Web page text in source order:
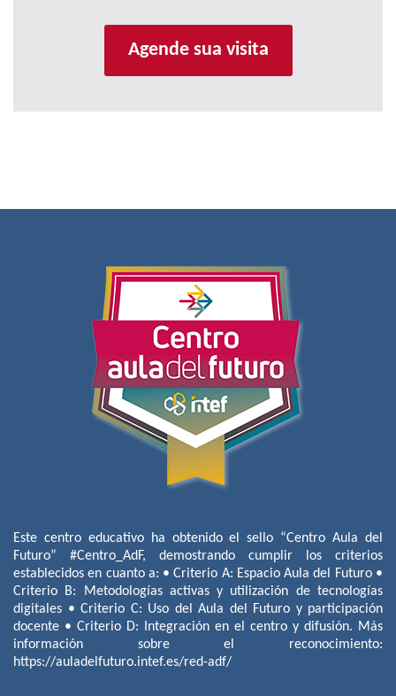
Agende sua visita
Este centro educativo ha obtenido el sello “Centro Aula del
Futuro” #Centro_AdF, demostrando cumplir los criterios
establecidos en cuanto a: • Criterio A: Espacio Aula del Futuro •
Criterio B: Metodologías activas y utilización de tecnologías
digitales • Criterio C: Uso del Aula del Futuro y participación
docente • Criterio D: Integración en el centro y difusión. Más
información sobre el reconocimiento:
https://auladelfuturo.intef.es/red-adf/